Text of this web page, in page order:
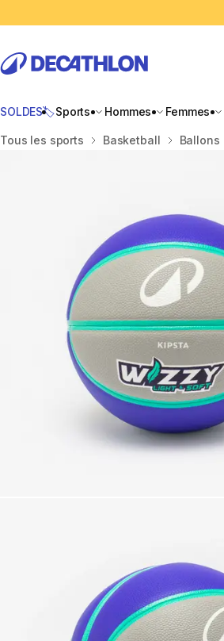
SOLDES🏷️Sports Hommes Femmes
Accueil
Tous les sports Basketball Ballons